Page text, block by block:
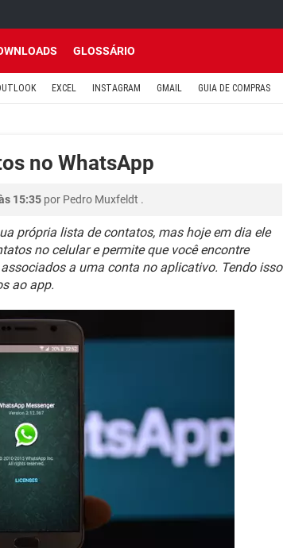
GLOSSÁRIO
EXCEL INSTAGRAM GMAIL GUIA DE COMPRAS
no WhatsApp
15:35 por Pedro Muxfeldt .
própria lista de contatos, mas hoje em dia ele
no celular e permite que você encontre
a uma conta no aplicativo. Tendo isso
ao app.